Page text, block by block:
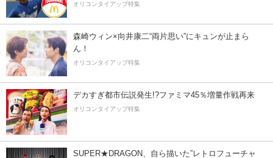
オリコンタイアップ特集
森崎ウィン×向井康二“両片思い”にキュンが止まら
ん！
オリコンタイアップ特集
デカすぎ都市伝説発生!?ファミマ45％増量作戦再来
オリコンタイアップ特集
SUPER★DRAGON、自ら描いた”レトロフューチャ